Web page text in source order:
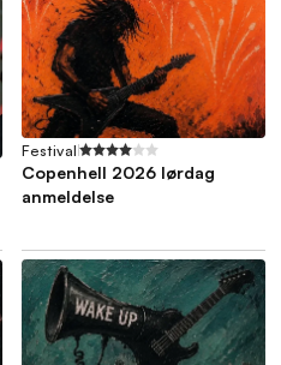
Festival
Copenhell 2026 lørdag
anmeldelse